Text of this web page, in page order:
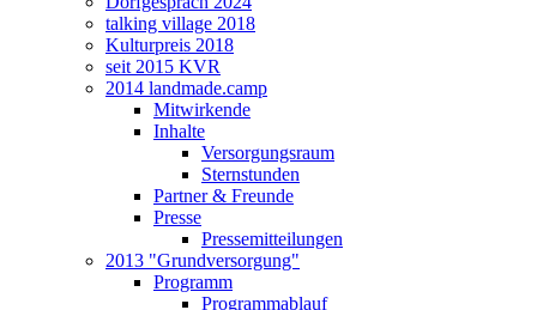
talking village 2018
Kulturpreis 2018
seit 2015 KVR
2014 landmade.camp
Mitwirkende
Inhalte
Versorgungsraum
Sternstunden
Partner & Freunde
Presse
Pressemitteilungen
2013 "Grundversorgung"
Programm
Programmablauf